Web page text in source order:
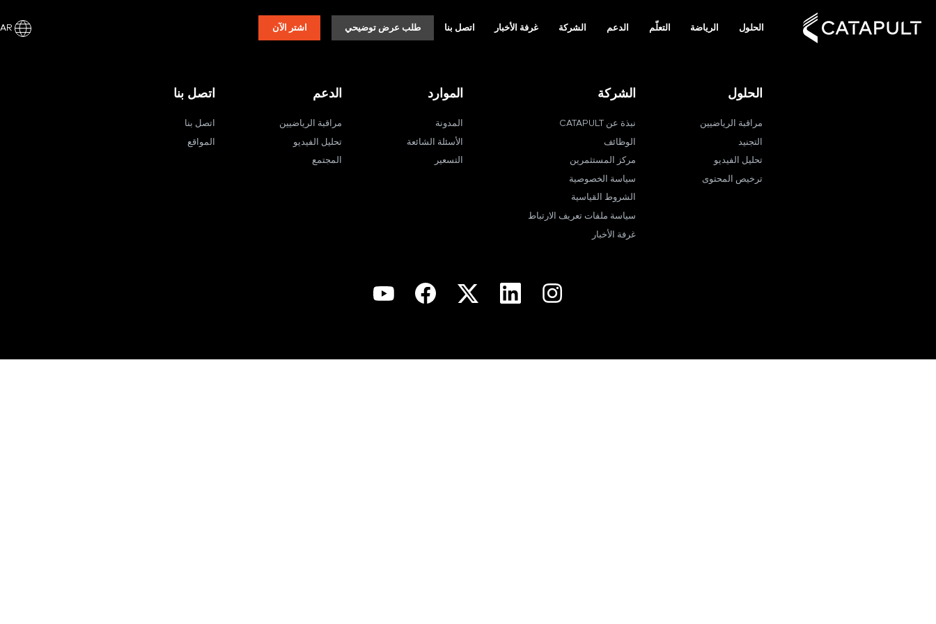
الحلول الرياضة التعلّم الدعم الشركة غرفة الأخبار اتصل بنا طلب عرض توضيحي اشتر الآن
الحلول
مراقبة الرياضيين
التجنيد
تحليل الفيديو
ترخيص المحتوى
الشركة
نبذة عن CATAPULT
الوظائف
مركز المستثمرين
سياسة الخصوصية
الشروط القياسية
سياسة ملفات تعريف الارتباط
غرفة الأخبار
الموارد
المدونة
الأسئلة الشائعة
التسعير
الدعم
مراقبة الرياضيين
تحليل الفيديو
المجتمع
اتصل بنا
اتصل بنا
المواقع